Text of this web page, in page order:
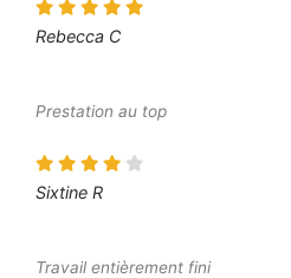
Rebecca C
Prestation au top
Sixtine R
Travail entièrement fini